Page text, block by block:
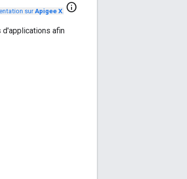
surApigee X. info
afin